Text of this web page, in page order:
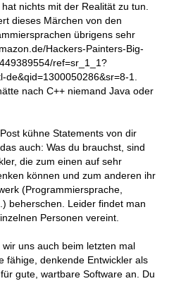
nichts mit der Realität zu tun.
dieses Märchen von den
übrigens sehr
Hackers-Painters-Big-
ref=sr_1_1?
de&qid=1300050286&sr=8-1.
nach C++ niemand Java oder
kühne Statements von dir
auch: Was du brauchst, sind
die zum einen auf sehr
können und zum anderen ihr
(Programmiersprache,
beherschen. Leider findet man
Personen vereint.
uns auch beim letzten mal
fähige, denkende Entwickler als
gute, wartbare Software an. Du